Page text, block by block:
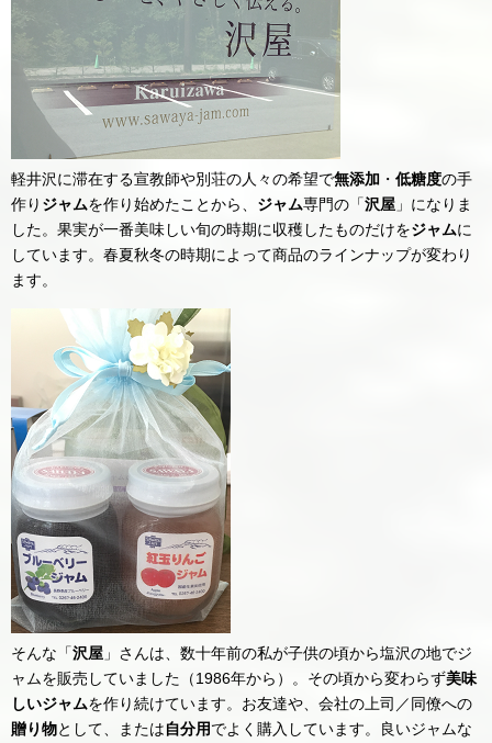
軽井沢に滞在する宣教師や別荘の人々の希望で無添加 ・ 低糖度の手
作り ジャムを作り始めたことから、 ジャム専門の「沢屋 」になりま
した。果実が一番美味しい旬の時期に収穫したものだけをジャムに
しています。春夏秋冬の時期によって商品のラインナップが変わり
ます。
そんな「沢屋 」さんは、数十年前の私が子供の頃から塩沢の地でジ
ャムを販売していました（1986年から）。その頃から変わらず美味
しいジャムを作り続けています。お友達や、会社の上司／同僚への
贈り物として、または自分用でよく購入しています。良いジャムな